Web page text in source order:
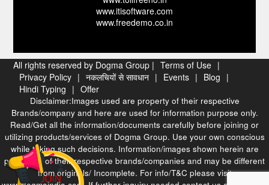
www.itisoftware.com
www.freedemo.co.in
All rights reserved by Dogma Group | Terms of Use |
Privacy Policy | नकलचियों से सावधान | Events | Blog |
Hindi Typing | Offer
Disclaimer:Images used are property of their respective
Brands/company and here are used for information purpose only.
Read/Get all the information/documents carefully before joining or
utilizing products/services of Dogma Group. Use your own conscious
while taking such decisions. Information/images shown herein are
properties of their respective brands/companies and may be different
from originals/ Incomplete. For info/T&C please visit